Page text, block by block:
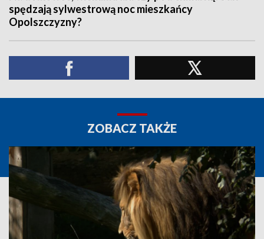
spędzają sylwestrową noc mieszkańcy
Opolszczyzny?
ZOBACZ TAKŻE